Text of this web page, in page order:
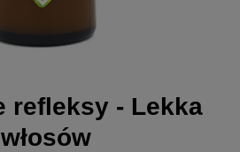
refleksy - Lekka